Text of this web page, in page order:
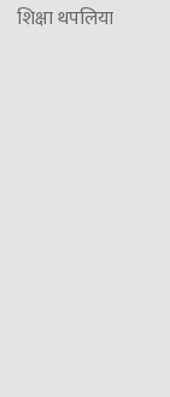
शिक्षा थपलिया